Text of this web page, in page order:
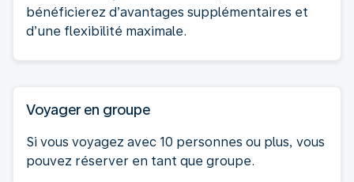
bénéficierez d’avantages supplémentaires et
d’une flexibilité maximale.
Voyager en groupe
Si vous voyagez avec 10 personnes ou plus, vous
pouvez réserver en tant que groupe.